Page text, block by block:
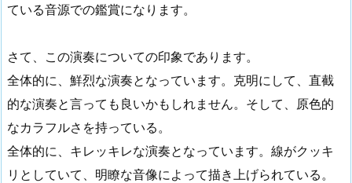
ている音源での鑑賞になります。
さて、この演奏についての印象であります。
全体的に、鮮烈な演奏となっています。克明にして、直截
的な演奏と言っても良いかもしれません。そして、原色的
なカラフルさを持っている。
全体的に、キレッキレな演奏となっています。線がクッキ
リとしていて、明瞭な音像によって描き上げられている。